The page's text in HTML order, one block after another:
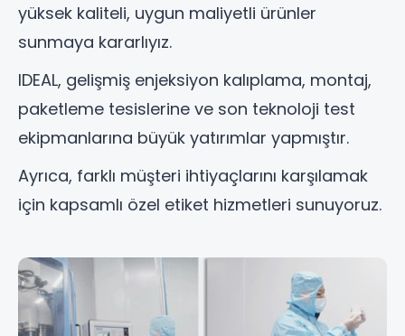
yüksek kaliteli, uygun maliyetli ürünler
sunmaya kararlıyız.
IDEAL, gelişmiş enjeksiyon kalıplama, montaj,
paketleme tesislerine ve son teknoloji test
ekipmanlarına büyük yatırımlar yapmıştır.
Ayrıca, farklı müşteri ihtiyaçlarını karşılamak
için kapsamlı özel etiket hizmetleri sunuyoruz.